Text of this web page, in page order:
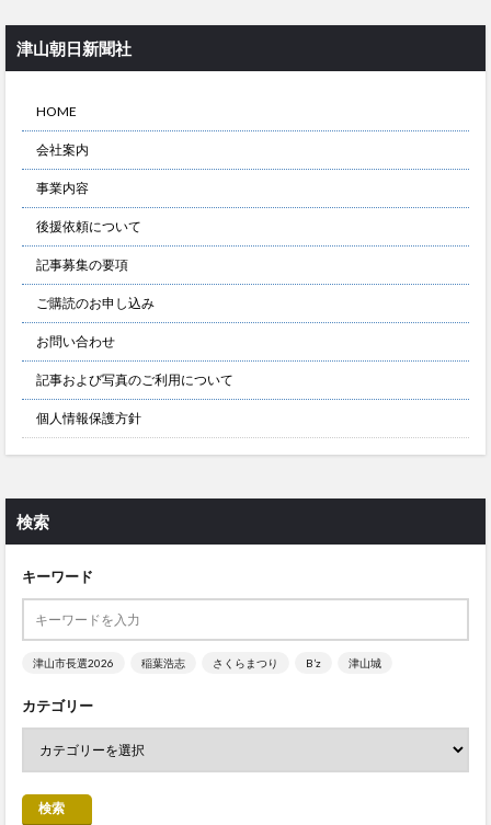
津山朝日新聞社
HOME
会社案内
事業内容
後援依頼について
記事募集の要項
ご購読のお申し込み
お問い合わせ
記事および写真のご利用について
個人情報保護方針
検索
キーワード
津山市長選2026 稲葉浩志 さくらまつり B’z 津山城
カテゴリー
検索